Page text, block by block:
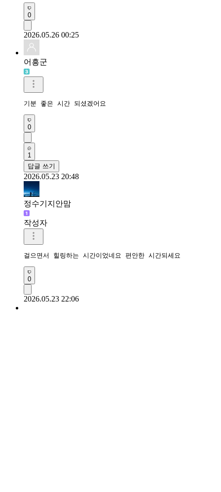
0
2026.05.26 00:25
어흥군
기분 좋은 시간 되셨겠어요
0
1
답글 쓰기
2026.05.23 20:48
정수기지안맘
작성자
걸으면서 힐링하는 시간이었네요 편안한 시간되세요
0
2026.05.23 22:06